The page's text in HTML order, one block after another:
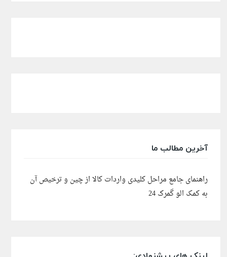
آخرین مطالب ما
راهنمای جامع مراحل کلیدی واردات کالا از چین و ترخیص آن
به کمک الو گمرک 24